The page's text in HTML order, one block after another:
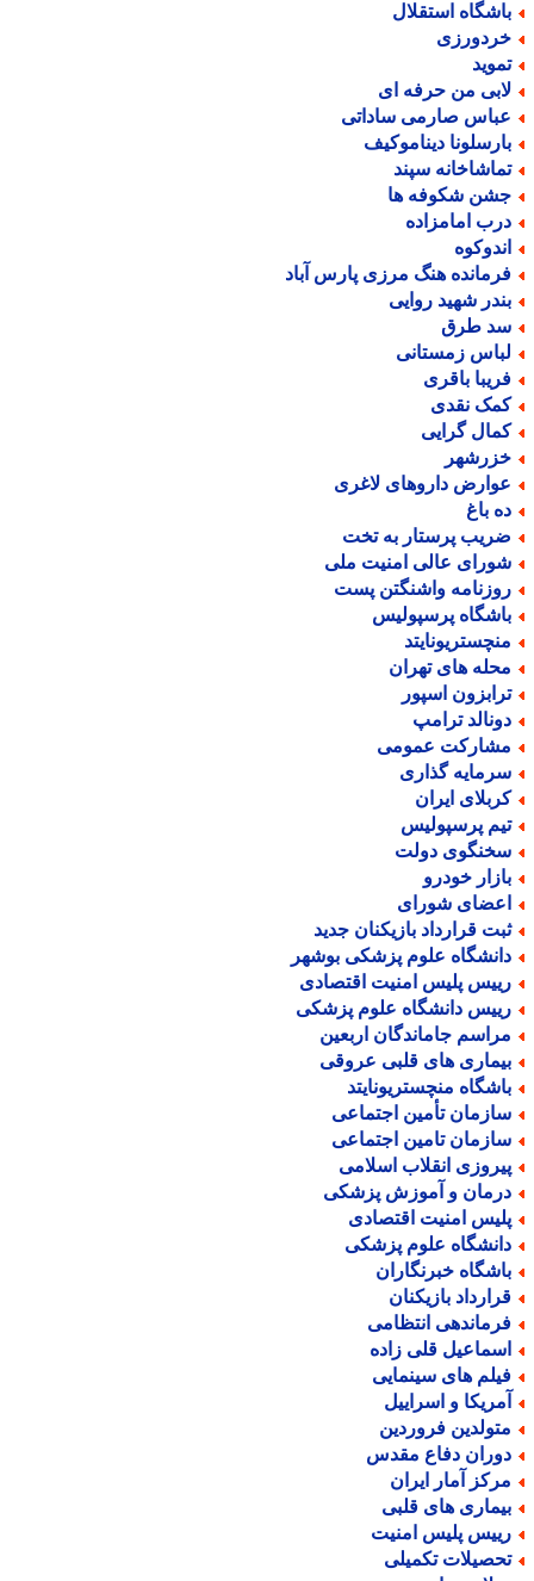
استقلال
من حرفه ای
صارمی ساداتی
دیناموکیف
سپند
شکوفه ها
امامزاده
هنگ مرزی پارس آباد
شهید روایی
طرق
زمستانی
باقری
نقدی
گرایی
داروهای لاغری
باغ
پرستار به تخت
عالی امنیت ملی
واشنگتن پست
پرسپولیس
های تهران
اسپور
ترامپ
عمومی
گذاری
ایران
پرسپولیس
دولت
خودرو
شورای
قرارداد بازیکنان جدید
علوم پزشکی بوشهر
پلیس امنیت اقتصادی
دانشگاه علوم پزشکی
جاماندگان اربعین
های قلبی عروقی
منچستریونایتد
تأمین اجتماعی
تامین اجتماعی
انقلاب اسلامی
و آموزش پزشکی
امنیت اقتصادی
علوم پزشکی
خبرنگاران
بازیکنان
انتظامی
قلی زاده
های سینمایی
و اسراییل
فروردین
دفاع مقدس
آمار ایران
های قلبی
پلیس امنیت
تکمیلی